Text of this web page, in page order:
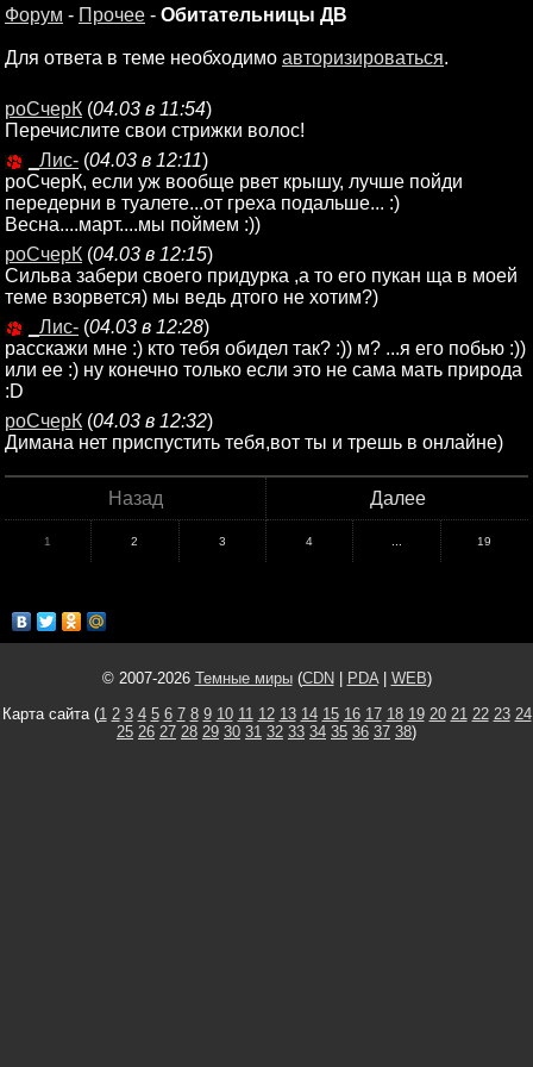
Форум - Прочее - Обитательницы ДВ
Для ответа в теме необходимо авторизироваться.
роСчерК (04.03 в 11:54)
Перечислите свои стрижки волос!
_Лис- (04.03 в 12:11)
роСчерК, если уж вообще рвет крышу, лучше пойди
передерни в туалете...от греха подальше... :)
Весна....март....мы поймем :))
роСчерК (04.03 в 12:15)
Сильва забери своего придурка ,а то его пукан ща в моей
теме взорвется) мы ведь дтого не хотим?)
_Лис- (04.03 в 12:28)
расскажи мне :) кто тебя обидел так? :)) м? ...я его побью :))
или ее :) ну конечно только если это не сама мать природа
:D
роСчерК (04.03 в 12:32)
Димана нет приспустить тебя,вот ты и трешь в онлайне)
Назад Далее
1 2 3 4 19
© 2007-2026 Темные миры(CDN PDA| WEB)
Карта сайта (1 2 3 4 5 6 7 8 9 10 11 12 13 14 15 16 17 18 19 20 21 22 23 24
25 26 27 28 29 30 31 32 33 34 35 36 37 38)